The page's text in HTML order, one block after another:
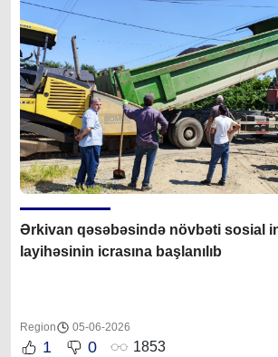
Ərkivan qəsəbəsində növbəti sosial
layihəsinin icrasına başlanılıb
Region 05-06-2026
1 0 1853